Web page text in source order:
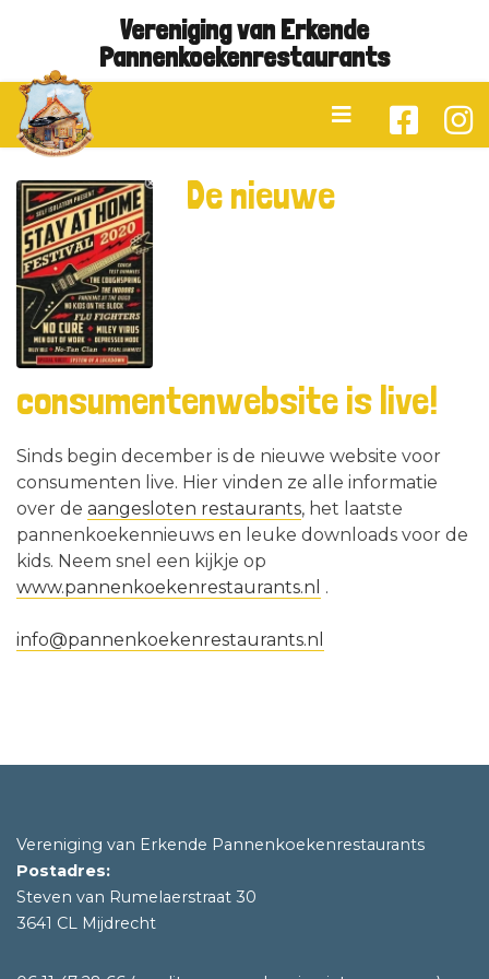
Vereniging van Erkende
Pannenkoekenrestaurants
De nieuwe
consumentenwebsite is live!
Sinds begin december is de nieuwe website voor
consumenten live. Hier vinden ze alle informatie
over de aangesloten restaurants, het laatste
pannenkoekennieuws en leuke downloads voor de
kids. Neem snel een kijkje op
www.pannenkoekenrestaurants.nl .
info@pannenkoekenrestaurants.nl
Vereniging van Erkende Pannenkoekenrestaurants
Postadres:
Steven van Rumelaerstraat 30
3641 CL Mijdrecht